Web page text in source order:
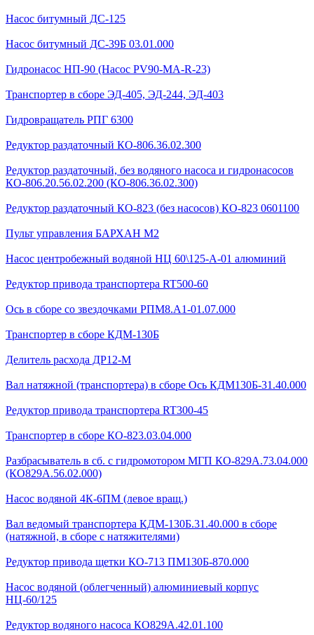
Насос битумный ДС-125
Насос битумный ДС-39Б 03.01.000
Гидронасос НП-90 (Насос PV90-MA-R-23)
Транспортер в сборе ЭД-405, ЭД-244, ЭД-403
Гидровращатель РПГ 6300
Редуктор раздаточный КО-806.36.02.300
Редуктор раздаточный, без водяного насоса и гидронасосов
КО-806.20.56.02.200 (КО-806.36.02.300)
Редуктор раздаточный КО-823 (без насосов) КО-823 0601100
Пульт управления БАРХАН М2
Насос центробежный водяной НЦ 60\125-А-01 алюминий
Редуктор привода транспортера RT500-60
Ось в сборе со звездочками РПМ8.А1-01.07.000
Транспортер в сборе КДМ-130Б
Делитель расхода ДР12-М
Вал натяжной (транспортера) в сборе Ось КДМ130Б-31.40.000
Редуктор привода транспортера RT300-45
Транспортер в сборе КО-823.03.04.000
Разбрасыватель в сб. с гидромотором МГП КО-829А.73.04.000
(КО829А.56.02.000)
Насос водяной 4К-6ПМ (левое вращ.)
Вал ведомый транспортера КДМ-130Б.31.40.000 в сборе
(натяжной, в сборе с натяжителями)
Редуктор привода щетки КО-713 ПМ130Б-870.000
Насос водяной (облегченный) алюминиевый корпус
НЦ-60/125
Редуктор водяного насоса КО829А.42.01.100